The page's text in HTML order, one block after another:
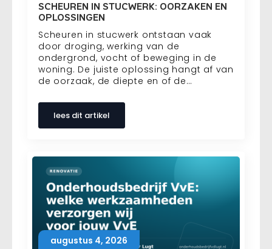
SCHEUREN IN STUCWERK: OORZAKEN EN
OPLOSSINGEN
Scheuren in stucwerk ontstaan vaak
door droging, werking van de
ondergrond, vocht of beweging in de
woning. De juiste oplossing hangt af van
de oorzaak, de diepte en of de…
lees dit artikel
augustus 4, 2026